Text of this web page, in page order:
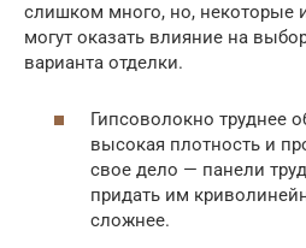
слишком много, но,
могут оказать влияние на
варианта отделки.
Гипсоволокно труднее
высокая плотность и
свое дело — панели
придать им
сложнее.